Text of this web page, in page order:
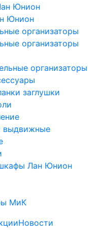
Юнион
Юнион
организаторы
организаторы
организаторы
заглушки
выдвижные
Лан Юнион
МиК
Новости